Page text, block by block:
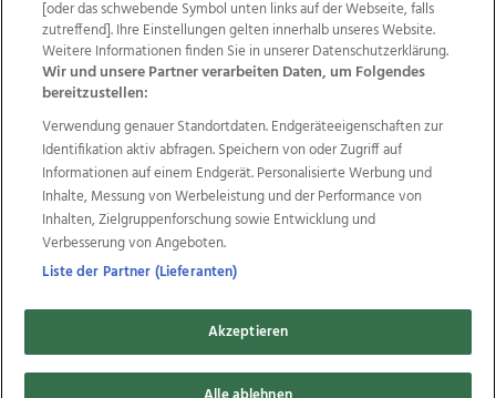
Wir über uns Mediadaten Kontakt
Jobs
Datenschutz
Impressum
AGB Anzeigekunden
AGB Website
Ehrenkodex Politische Werbung
Weitere Angebote des Medienhauses Wimmer
TV1 di-mog-i.at OÖNow
Ischler Woche
Life Radio
OÖNachrichten
OÖN Immobilien
OÖN Karriere
OÖN Reise
Promenaden Galerien
Regionaljobs
wasistlos.at
Copyrights © 2026 Tips Zeitungs GmbH & Co KG
[oder das schwebende Symbol unten links auf der Webseite, falls
zutreffend]. Ihre Einstellungen gelten innerhalb unseres Website.
Weitere Informationen finden Sie in unserer Datenschutzerklärung.
Wir und unsere Partner verarbeiten Daten, um Folgendes
bereitzustellen:
Verwendung genauer Standortdaten. Endgeräteeigenschaften zur
Identifikation aktiv abfragen. Speichern von oder Zugriff auf
Informationen auf einem Endgerät. Personalisierte Werbung und
Inhalte, Messung von Werbeleistung und der Performance von
Inhalten, Zielgruppenforschung sowie Entwicklung und
Verbesserung von Angeboten.
Liste der Partner (Lieferanten)
Akzeptieren